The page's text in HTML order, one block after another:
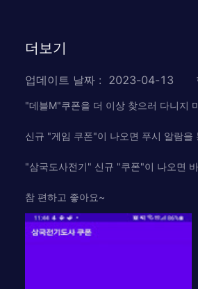
더보기
업데이트 날짜 : 2023-04-13
"데블M"쿠폰을 더 이상 찾으러 다니지
신규 "게임 쿠폰"이 나오면 푸시 알람을
"삼국도사전기" 신규 "쿠폰"이 나오면
참 편하고 좋아요~